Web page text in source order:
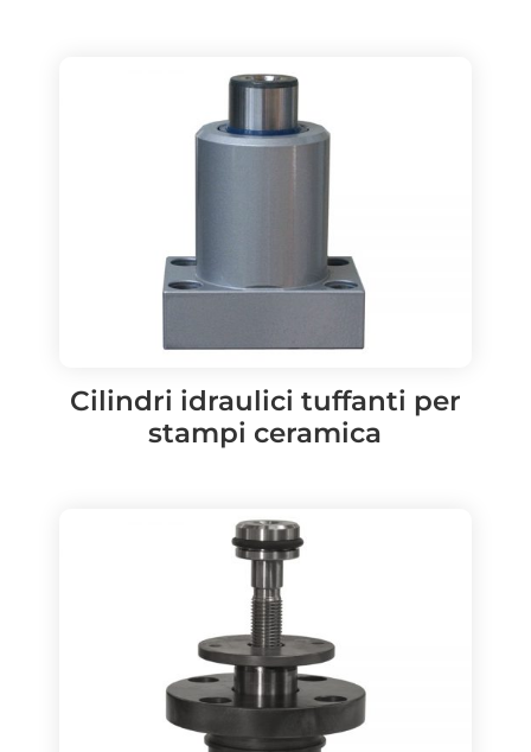
Cilindri idraulici tuffanti per
stampi ceramica